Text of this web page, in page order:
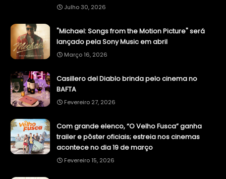
Julho 30, 2026
"Michael: Songs from the Motion Picture" será
lançado pela Sony Music em abril
Março 16, 2026
Casillero del Diablo brinda pelo cinema no
BAFTA
Fevereiro 27, 2026
Com grande elenco, “O Velho Fusca” ganha
trailer e pôster oficiais; estreia nos cinemas
acontece no dia 19 de março
Fevereiro 15, 2026